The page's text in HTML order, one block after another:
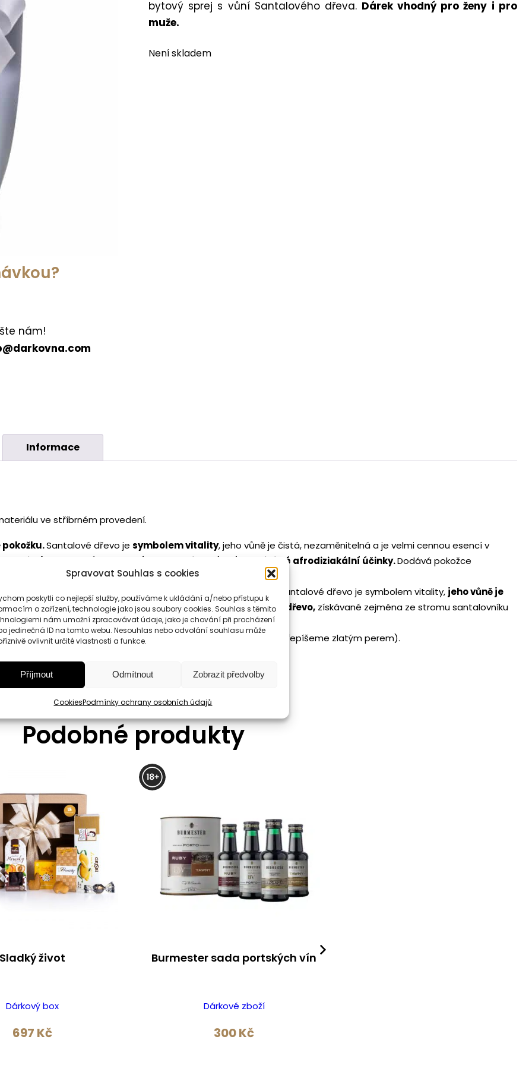
Spravovat Souhlas s cookies
poskytli co nejlepší služby, používáme k ukládání a/nebo přístupu k
o zařízení, technologie jako jsou soubory cookies. Souhlas s těmito
nám umožní zpracovávat údaje, jako je chování při procházení
jedinečná ID na tomto webu. Nesouhlas nebo odvolání souhlasu může
ovlivnit určité vlastnosti a funkce.
Příjmout Odmítnout Zobrazit předvolby
CookiesPodmínky ochrany osobních údajů
nám!
bytový sprej s vůní Santalového dřeva. Dárek vhodný pro ženy i pro
muže.
Není skladem
Informace
ve stříbrném provedení.
pokožku.Santalové dřevo je symbolem vitality, jeho vůně je čistá, nezaměnitelná a je velmi cennou esencí v
snižuje stres, má relaxační vlastnosti a prý má velmi silné afrodiziakální účinky.Dodává pokožce
. Je vhodný i pro citlivou pokožku. 250ml
snižuje stres a má prý velmi silné afrodiziakální účinky. Santalové dřevo je symbolem vitality, jeho vůně je
i aromaterapii.Santalové dřevo je exotické vonné dřevo, získávané zejména ze stromu santalovníku
silic ve formě aromatického oleje. 200ml
(je možné přidatosobní vzkaz, který na kartičku ručně přepíšeme zlatým perem).
Podobné produkty
život
Dárkový box
697 Kč
Burmester sada portských vín
Dárkové zboží
300Kč